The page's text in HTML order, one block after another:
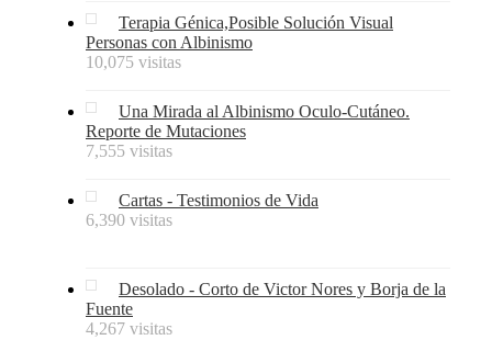
Terapia Génica,Posible Solución Visual
Personas con Albinismo
10,075 visitas
Una Mirada al Albinismo Oculo-Cutáneo.
Reporte de Mutaciones
7,555 visitas
Cartas - Testimonios de Vida
6,390 visitas
Desolado - Corto de Victor Nores y Borja de la
Fuente
4,267 visitas